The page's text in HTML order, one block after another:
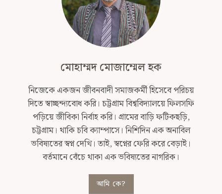
মোহাম্মদ মোজাম্মেল হক
নিজেকে একজন জীবনবাদী সমাজকর্মী হিসেবে পরিচয়
দিতে স্বাচ্ছন্দ্যবোধ করি। চট্টগ্রাম বিশ্ববিদ্যালয়ে ফিলসফি
পড়িয়ে জীবিকা নির্বাহ করি। গ্রামের বাড়ি ফটিকছড়ি,
চট্টগ্রাম। থাকি চবি ক্যাম্পাসে। নিশিদিন এক অনাবিল
ভবিষ্যতের স্বপ্ন দেখি। তাই, স্বপ্নের ফেরি করে বেড়াই।
বর্তমানে বেঁচে থাকা এক ভবিষ্যতের নাগরিক।
আমি কে?